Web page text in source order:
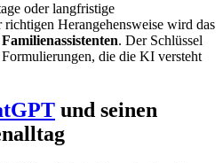
oder langfristige
Herangehensweise wird das
. Der Schlüssel
die die KI versteht
und seinen